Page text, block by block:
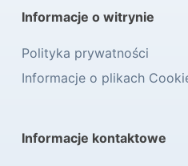
Informacje o witrynie
Polityka prywatności
Informacje o plikach
Informacje kontaktowe